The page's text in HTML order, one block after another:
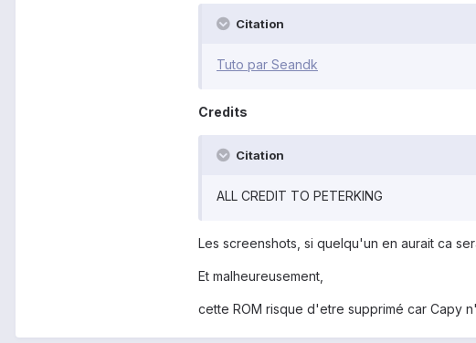
Citation
Tuto par Seandk
Credits
Citation
ALL CREDIT TO PETERKING
Les screenshots, si quelqu'un en aurait ca
Et malheureusement,
cette ROM risque d'etre supprimé car Capy